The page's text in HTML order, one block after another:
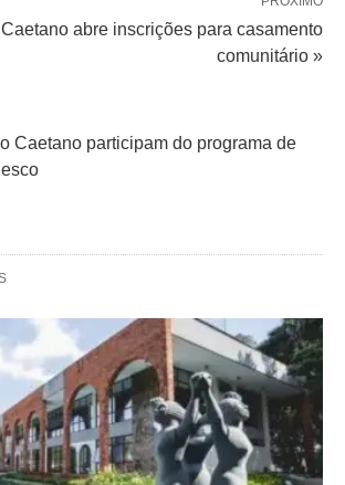
abre inscrições para casamento
comunitário »
Caetano participam do programa de